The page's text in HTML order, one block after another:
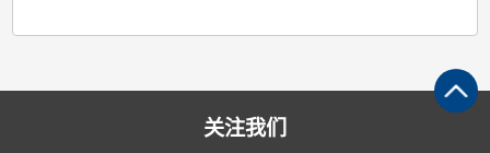
关注我们